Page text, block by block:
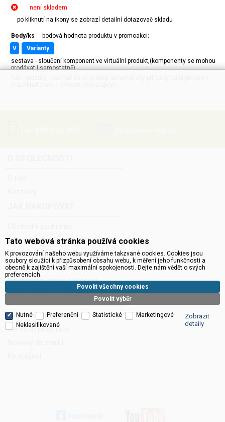
není skladem
po kliknutí na ikony se zobrazí detailní dotazovač skladu
Body/ks
- bodová hodnota produktu v promoakci;
v
varianty
sestava - sloučení komponent ve virtuální produkt,(komponenty se mohou
prodávat i samostatně)
Zásady ochrany osobních údajů
Ceník balného a dopravného
Správa cookies
Reklamace, servis a vrácení
PROČ NAKOUPIT U NÁS?
Technická podpora
Servis a reklamace
Tato webová stránka používá cookies
K provozování našeho webu využíváme takzvané cookies. Cookies jsou
soubory sloužící k přizpůsobení obsahu webu, k měření jeho funkčnosti a
obecně k zajištění vaší maximální spokojenosti. Dejte nám vědět o svých
preferencích.
Povolit výběr
Povolit všechny cookies
Nutné Preferenční Statistické
Marketingové
Neklasifikované
Zobrazit
detaily